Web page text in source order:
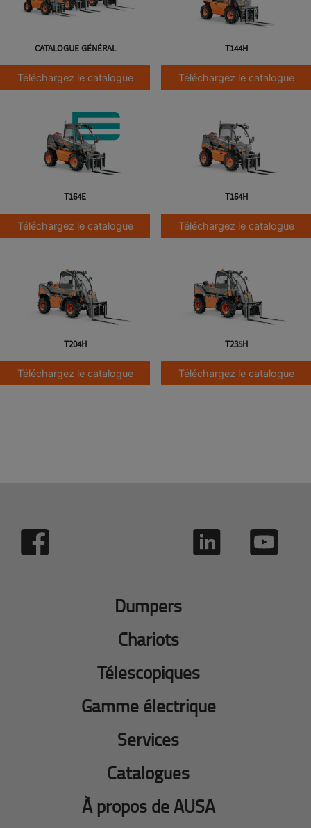
CATALOGUE GÉNÉRAL
Téléchargez le catalogue
T144H
Téléchargez le catalogue
T164E
Téléchargez le catalogue
T164H
Téléchargez le catalogue
T204H
Téléchargez le catalogue
T235H
Téléchargez le catalogue
Dumpers
Chariots
Télescopiques
Gamme électrique
Services
Catalogues
À propos de AUSA